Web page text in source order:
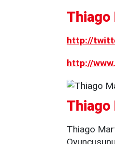
Thiago
http://
http://
Thiago
Thiago